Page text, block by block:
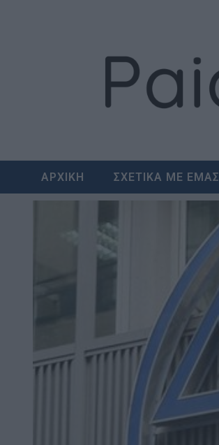
ΑΡΧΙΚΗ ΣΧΕΤΙΚΑ ΜΕ ΕΜΑΣ